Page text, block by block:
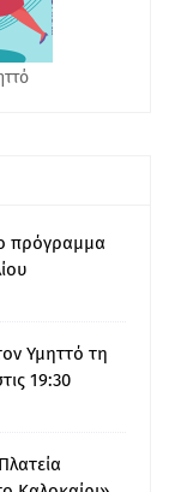
πρόγραμμα
Υμηττό τη
19:30